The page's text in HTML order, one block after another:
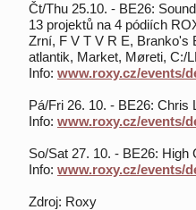
Čt/Thu 25.10. - BE26:
13 projektů na 4 pódiích
Zrní, F V T V R E, Branko's
atlantik, Market, Møreti, C:/
Info: www.roxy.cz/events/
Pá/Fri 26. 10. - BE26: Chris
Info: www.roxy.cz/events/
So/Sat 27. 10. - BE26: High
Info: www.roxy.cz/events/
Zdroj: Roxy